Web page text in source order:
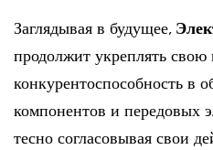
Заглядывая в будущее,
продолжит укреплять
конкурентоспособность в
компонентов и передовых
тесно согласовывая свои